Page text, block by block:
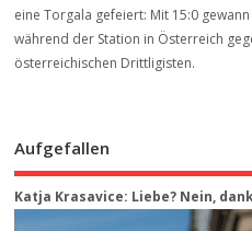
eine Torgala gefeiert: Mit 15:0
während der Station in Österreich
österreichischen Drittligisten.
Aufgefallen
Katja Krasavice: Liebe? Nein,